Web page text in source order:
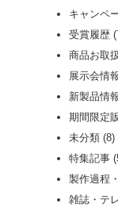
キャンペ
受賞履歴
商品お取
展示会情
新製品情
期間限定
未分類 (8)
特集記事
製作過程
雑誌・テ